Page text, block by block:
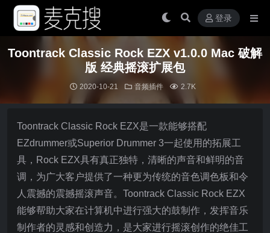
登录
Toontrack Classic Rock EZX v1.0.0 Mac 破解
版 经典摇滚扩展包
2020-10-21 音频插件 2.7K
Toontrack Classic Rock EZX是一款能够搭配
EZdrummer或Superior Drummer 3一起使用的拓展工
具，Rock EZX具有真正独特，清晰的声音和鲜明的音
调，为广大客户提供了一种更为传统的音色调色板和令
人震撼的震撼摇滚声音。Toontrack Classic Rock EZX
能够帮助大家在计算机中进行强大的鼓制作，发挥音乐
制作者的灵感和创造力，是大家进行摇滚创作的绝佳工